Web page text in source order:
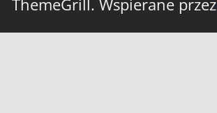
ThemeGrill. Wspierane przez